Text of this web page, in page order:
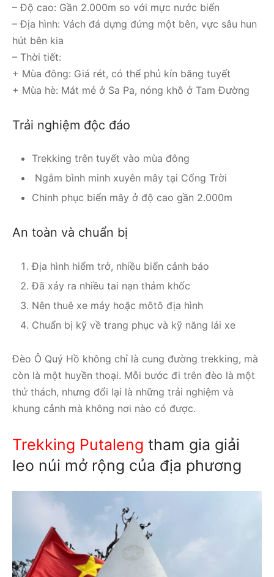
– Độ cao: Gần 2.000m so với mực nước biển
– Địa hình: Vách đá dựng đứng một bên, vực sâu hun
hút bên kia
– Thời tiết:
+ Mùa đông: Giá rét, có thể phủ kín băng tuyết
+ Mùa hè: Mát mẻ ở Sa Pa, nóng khô ở Tam Đường
Trải nghiệm độc đáo
Trekking trên tuyết vào mùa đông
Ngắm bình minh xuyên mây tại Cổng Trời
Chinh phục biển mây ở độ cao gần 2.000m
An toàn và chuẩn bị
Địa hình hiểm trở, nhiều biển cảnh báo
Đã xảy ra nhiều tai nạn thảm khốc
Nên thuê xe máy hoặc môtô địa hình
Chuẩn bị kỹ về trang phục và kỹ năng lái xe
Đèo Ô Quý Hồ không chỉ là cung đường trekking, mà
còn là một huyền thoại. Mỗi bước đi trên đèo là một
thử thách, nhưng đổi lại là những trải nghiệm và
khung cảnh mà không nơi nào có được.
Trekking Putaleng tham gia giải
leo núi mở rộng của địa phương